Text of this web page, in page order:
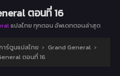
ตอนที่ 16
แปลไทย ทุกตอน อัพเดทตอนล่าสุด
าร์ตูนแปลไทย › Grand General ›
ตอนที่ 16